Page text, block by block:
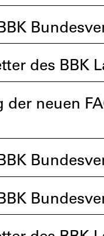
des BBK
neuen